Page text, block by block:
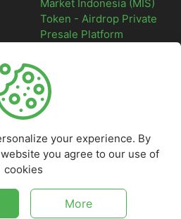
Market Indonesia (MIS)
Token - Airdrop Private
Presale Platform
- All rights reserved.
your experience. By
you agree to our use of
cookies
More